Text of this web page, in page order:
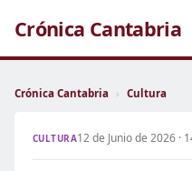
Crónica Cantabria
Crónica Cantabria › Cultura
CULTURA12 de Junio de 2026 ·